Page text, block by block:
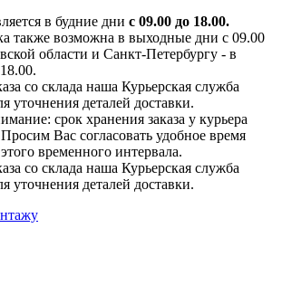
в будние дни с 09.00 до 18.00.
также возможна в выходные дни с 09.00
области и Санкт-Петербургу - в
со склада наша Курьерская служба
уточнения деталей доставки.
срок хранения заказа у курьера
Вас согласовать удобное время
временного интервала.
со склада наша Курьерская служба
уточнения деталей доставки.